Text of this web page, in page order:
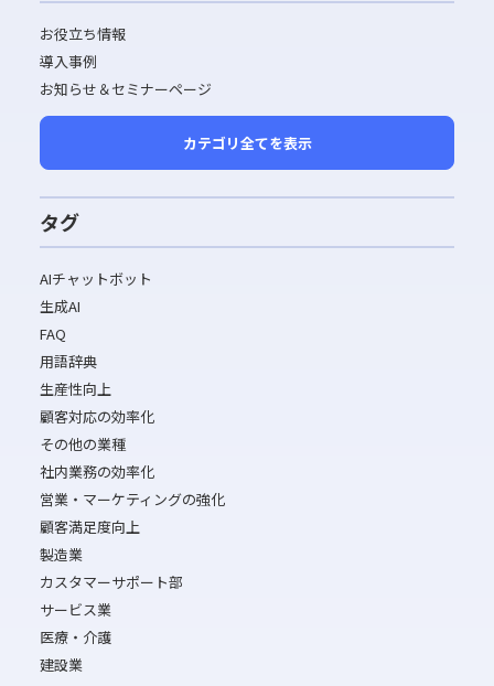
お役立ち情報
導入事例
お知らせ＆セミナーページ
カテゴリ全てを表示
タグ
AIチャットボット
生成AI
FAQ
用語辞典
生産性向上
顧客対応の効率化
その他の業種
社内業務の効率化
営業・マーケティングの強化
顧客満足度向上
製造業
カスタマーサポート部
サービス業
医療・介護
建設業